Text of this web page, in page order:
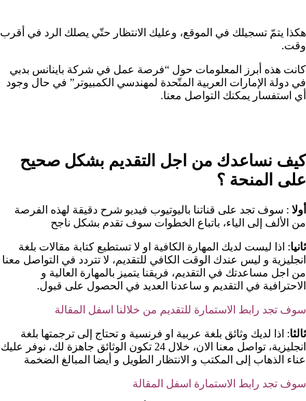
هكذا يتمّ تسجيلك في الموقع، وعليك الانتظار حتّي يصلك الرد في أقرب
وقت.
كانت هذه أبرز المعلومات حول “فرصة عمل في شركة باينانس بدبي
في دولة الإمارات العربية المتّحدة لمهندسي الكمبيوتر” في حال وجود
أي استفسار يمكنك التواصل معنا.
كيف نساعدك من اجل التقديم بشكل صحيح
على المنحة ؟​
أولا : سوف تجد على قناتنا باليوتيوب فيديو شرح دقيقة لهذه الفرصة
من الألف إلى الياء، باتباع الخطوات سوف تقدم بشكل ناجح
ثانيا: اذا ليست لديك المهارة الكافية او لا تستطيع كتابة مقالات بلغة
انجليزية و ليس عندك الوقت الكافي للتقديم، لا تتردد في التواصل معنا
من اجل مساعدتك في التقديم، فريقنا يتميز بالمهارة العالية و
الاحترافية في التقديم و ساعدنا العديد في الحصول على قبول.
سوف تجد رابط الاستمارة للتقديم من خلالنا اسفل المقالة
ثالثا: اذا لديك وثائق بلغة عربية او فرنسية و تحتاج إلى ترجمتها بلغة
انجليزية، تواصل معنا الان، خلال 24 تكون الوثائق جاهزة لك، نوفر عليك
عناء الذهاب إلى المكتب و الانتظار الطويل و أيضا المبالغ الضخمة
سوف تجد رابط الاستمارة اسفل المقالة